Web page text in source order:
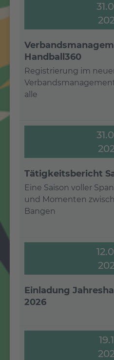
Handball360
Registrierung im
alle
Tätigkeitsbericht
Eine Saison voller
und Momenten
Bangen
Einladung
2026